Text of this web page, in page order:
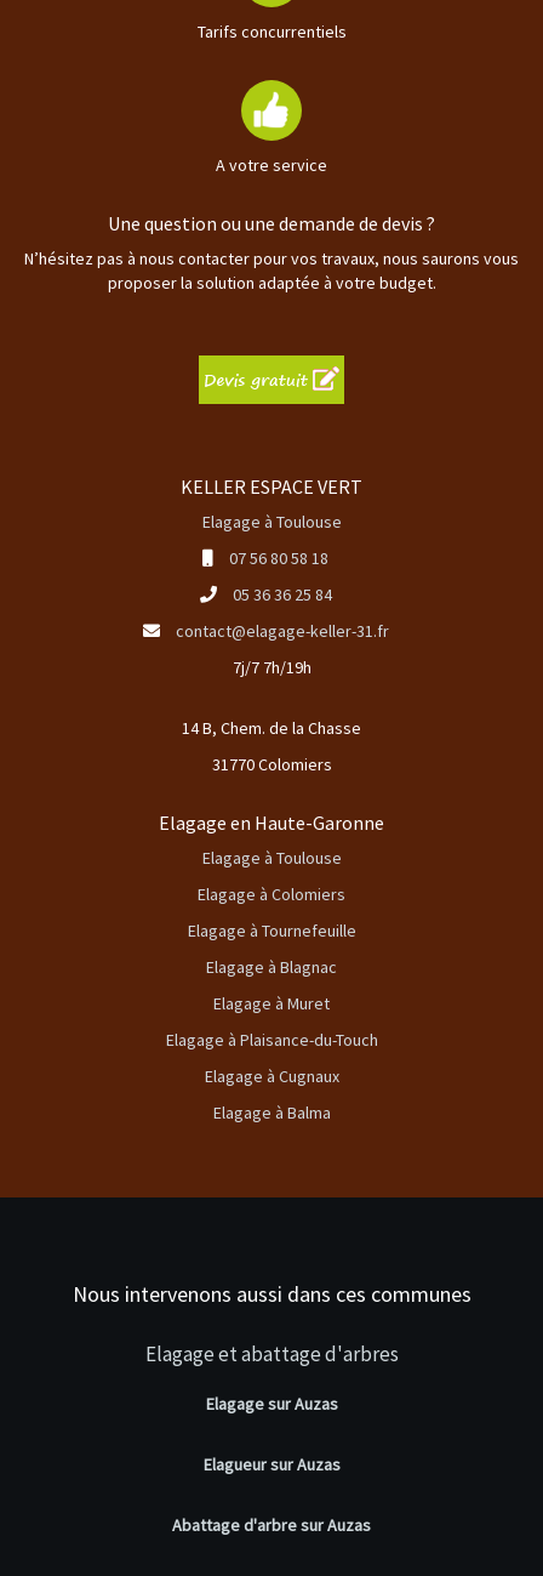
Tarifs concurrentiels
A votre service
Une question ou une demande de devis ?
N’hésitez pas à nous contacter pour vos travaux, nous saurons vous
proposer la solution adaptée à votre budget.
KELLER ESPACE VERT
Elagage à Toulouse
07 56 80 58 18
05 36 36 25 84
contact@elagage-keller-31.fr
7j/7 7h/19h
14 B, Chem. de la Chasse
31770 Colomiers
Elagage en Haute-Garonne
Elagage à Toulouse
Elagage à Colomiers
Elagage à Tournefeuille
Elagage à Blagnac
Elagage à Muret
Elagage à Plaisance-du-Touch
Elagage à Cugnaux
Elagage à Balma
Nous intervenons aussi dans ces communes
Elagage et abattage d'arbres
Elagage sur Auzas
Elagueur sur Auzas
Abattage d'arbre sur Auzas